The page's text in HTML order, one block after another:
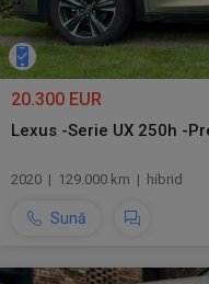
20.300 EUR
Lexus -Serie UX 250h -
2020 | 129.000 km | hibrid
Sună